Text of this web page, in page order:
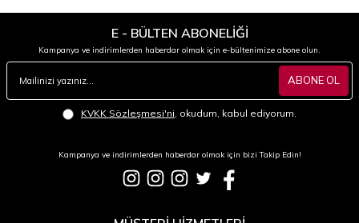
E - BÜLTEN ABONELİĞİ
Kampanya ve indirimlerden haberdar olmak için e-bültenimize abone olun.
ABONE OL
KVKK Sözleşmesi'ni , okudum, kabul ediyorum.
Kampanya ve indirimlerden haberdar olmak için bizi Takip Edin!